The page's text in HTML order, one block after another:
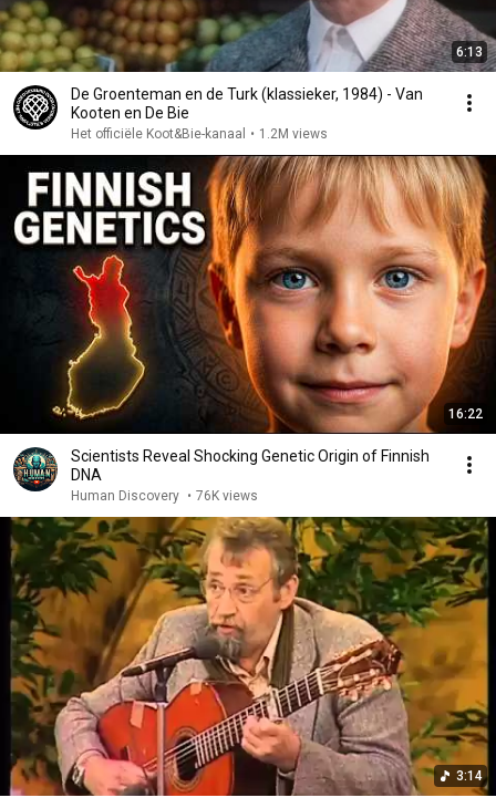
6:13
De Groenteman en de Turk (klassieker, 1984) - Van
Kooten en De Bie
Het officiële Koot&Bie-kanaal • 1.2M views
16:22
Scientists Reveal Shocking Genetic Origin of Finnish
DNA
Human Discovery • 76K views
3:14